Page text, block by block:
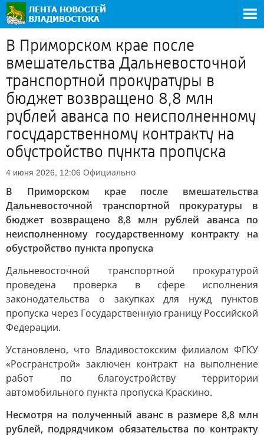
В Приморском крае после
вмешательства Дальневосточной
транспортной прокуратуры в
бюджет возвращено 8,8 млн
рублей аванса по неисполненному
государственному контракту на
обустройство пункта пропуска
4 июня 2026, 12:06 Официально
В Приморском крае после вмешательства
Дальневосточной транспортной прокуратуры в
бюджет возвращено 8,8 млн рублей аванса по
неисполненному государственному контракту на
обустройство пункта пропуска
Дальневосточной транспортной прокуратурой
проведена проверка в сфере исполнения
законодательства о закупках для нужд пунктов
пропуска через Государственную границу Российской
Федерации.
Установлено, что Владивостокским филиалом ФГКУ
«Росгранcтрой» заключен контракт на выполнение
работ по благоустройству территории
автомобильного пункта пропуска Краскино.
Несмотря на полученный аванс в размере 8,8 млн
рублей, подрядчиком обязательства по контракту